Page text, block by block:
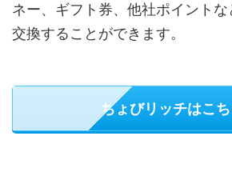
ネー、ギフト券、他社ポイント
交換することができます。
ちょびリッチはこ